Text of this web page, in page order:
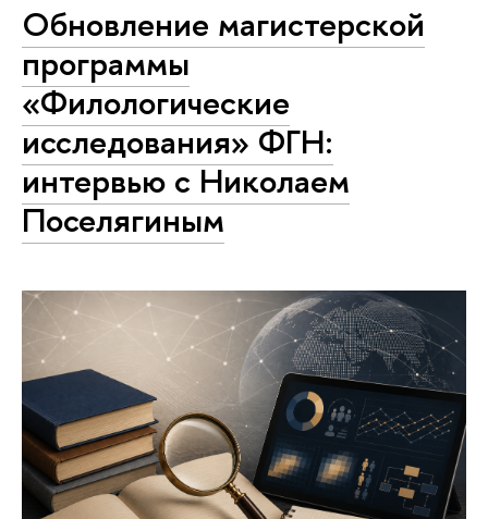
Обновление магистерской
программы
«Филологические
исследования» ФГН:
интервью с Николаем
Поселягиным